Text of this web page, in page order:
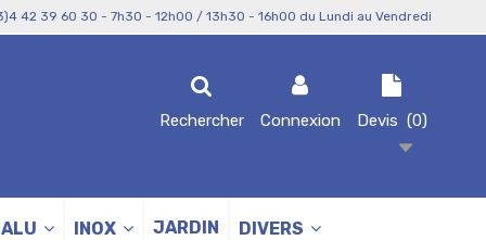
42 39 60 30 - 7h30 - 12h00 / 13h30 - 16h00 du Lundi au Vendredi
Rechercher Connexion Devis (0)
ALU INOX JARDIN DIVERS